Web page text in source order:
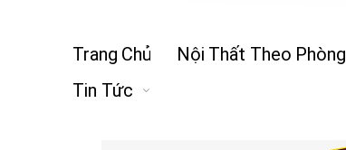
Trang Chủ Nội Thất Theo Phòng
Tin Tức